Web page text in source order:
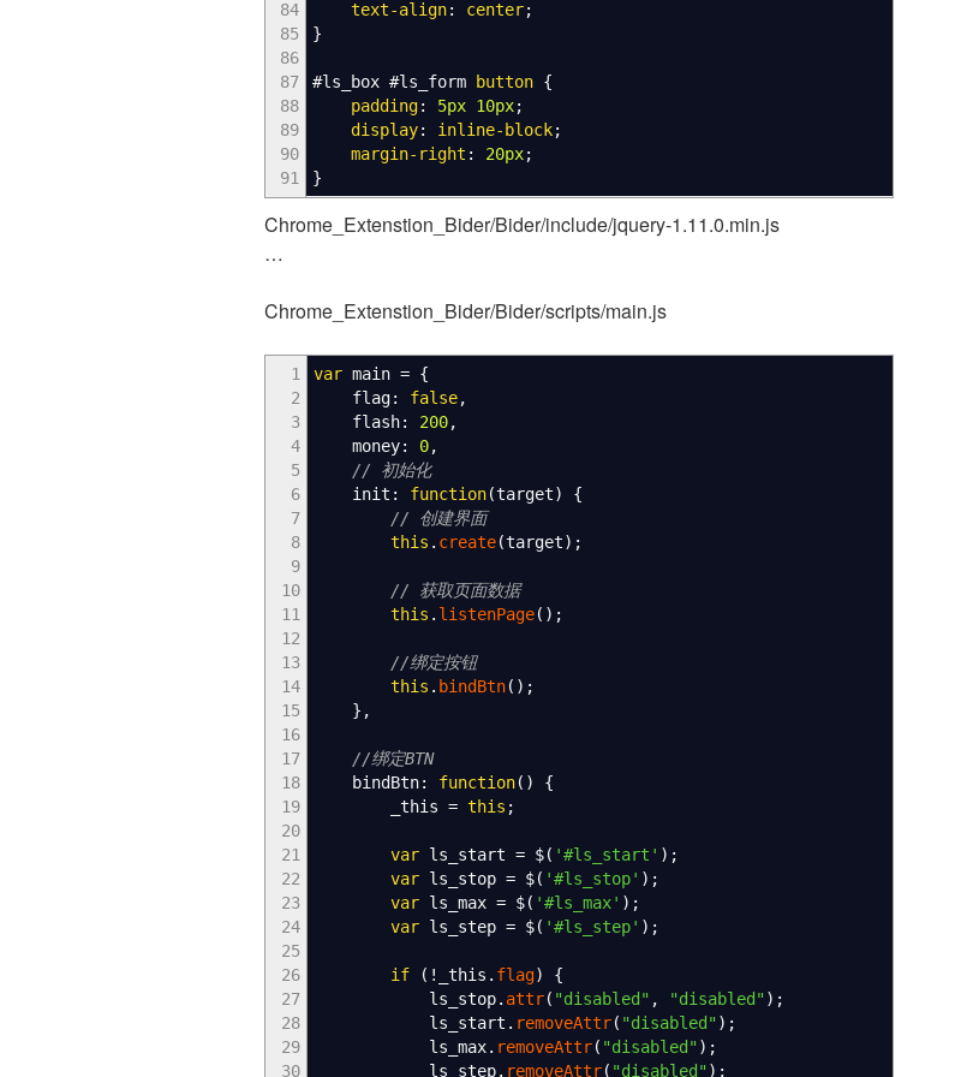
84
85
86
87
88
89
90
91
text-align: center;
}
#ls_box #ls_form button {
padding: 5px 10px;
display: inline-block;
margin-right : 20px;
}
Chrome_Extenstion_Bider/Bider/include/jquery-1.11.0.min.js
…
Chrome_Extenstion_Bider/Bider/scripts/main.js
1
2
3
4
5
6
7
8
9
10
11
12
13
14
15
16
17
18
19
20
21
22
23
24
25
26
27
28
29
30
var main = {
flag: false,
flash: 200,
money: 0,
// 初始化
init : function(target)
{
// 创建界面
this . create(target) ;
// 获取页面数据
this . listenPage( ) ;
//绑定按钮
this . bindBtn( ) ;
} ,
//绑定BTN
bindBtn: function( )
{
_this = this ;
var ls_start = $( '#ls_start' ) ;
var ls_stop = $( '#ls_stop' ) ;
var ls_max = $( '#ls_max' ) ;
var ls_step = $( '#ls_step' ) ;
if ( ! _this. flag)
{
ls_stop. attr( "disabled" , "disabled") ;
ls_start. removeAttr( "disabled") ;
ls_max. removeAttr( "disabled") ;
ls_step. removeAttr( "disabled") ;